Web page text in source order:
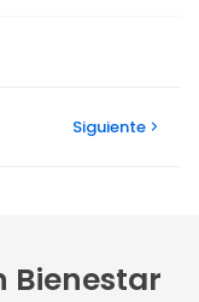
Siguiente
Bienestar